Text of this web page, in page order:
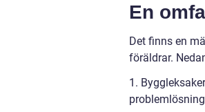
En
Det finns en
föräldrar.
1.